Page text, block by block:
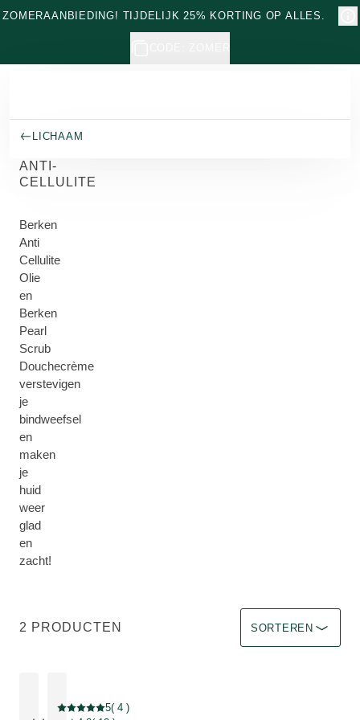
Naar hoofdinhoud gaan
ZOMERAANBIEDING! TIJDELIJK 25% KORTING OP ALLES.
LICHAAM
ANTI-
CELLULITE
Berken
Anti
Cellulite
Olie
en
Berken
Pearl
Scrub
Douchecrème
verstevigen
je
bindweefsel
en
maken
je
huid
weer
glad
en
zacht!
2 PRODUCTEN SORTEREN
Beoordeling: 5 van 5 beoordeeld door 4 personen
5( 4 )